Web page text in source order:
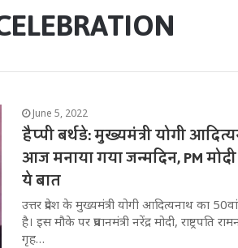
June 5, 2022
हैप्पी बर्थडे: मुख्यमंत्री योगी
आज मनाया गया जन्मदिन, PM
ये बात
उत्तर प्रदेश के मुख्यमंत्री योगी आदित्यनाथ का
है। इस मौके पर प्रधानमंत्री नरेंद्र मोदी, राष्ट्रपति
गृह…